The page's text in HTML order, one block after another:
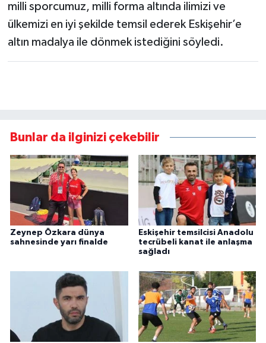
milli sporcumuz, milli forma altında ilimizi ve
ülkemizi en iyi şekilde temsil ederek Eskişehir’e
altın madalya ile dönmek istediğini söyledi.
Bunlar da ilginizi çekebilir
Zeynep Özkara dünya
sahnesinde yarı finalde
Eskişehir temsilcisi Anadolu
tecrübeli kanat ile anlaşma
sağladı